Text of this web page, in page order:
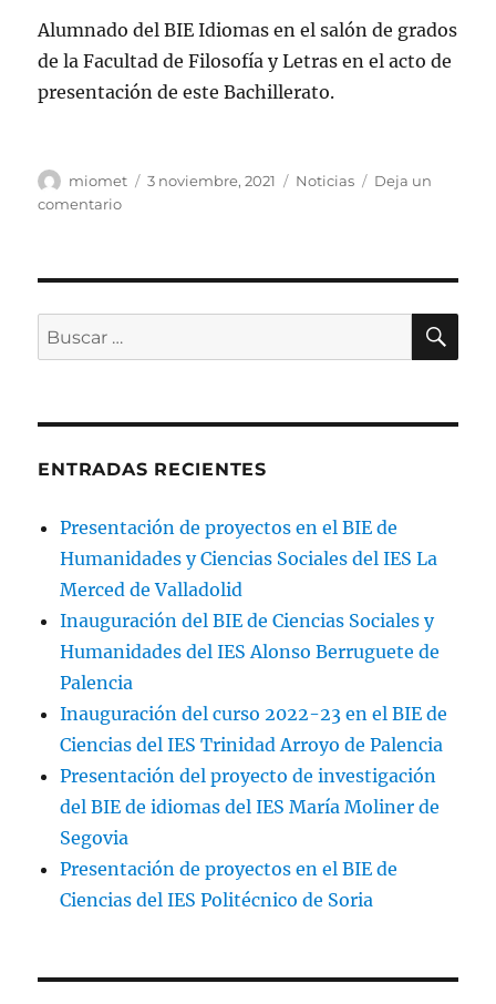
Alumnado del BIE Idiomas en el salón de grados
de la Facultad de Filosofía y Letras en el acto de
presentación de este Bachillerato.
Autor
miomet
Publicado
3 noviembre, 2021 Categorías
Noticias
Deja un
comentarioen
22
de
los
de
Valladolid
Buscar
por:
ENTRADAS RECIENTES
Presentación de proyectos en el BIE de
Humanidades y Ciencias Sociales del IES La
Merced de Valladolid
Inauguración del BIE de Ciencias Sociales y
Humanidades del IES Alonso Berruguete de
Palencia
Inauguración del curso 2022-23 en el BIE de
Ciencias del IES Trinidad Arroyo de Palencia
Presentación del proyecto de investigación
del BIE de idiomas del IES María Moliner de
Segovia
Presentación de proyectos en el BIE de
Ciencias del IES Politécnico de Soria